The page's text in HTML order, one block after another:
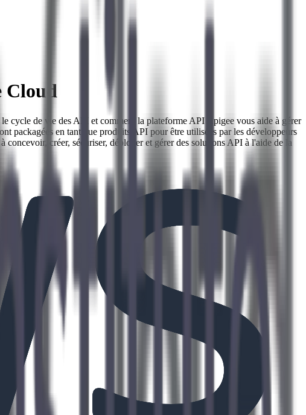
Cloud
cycle de vie des API et comment la plateforme API Apigee vous aide à gérer
packagées en tant que produits API pour être utilisées par les développeurs
créer, sécuriser, déployer et gérer des solutions API à l'aide de la